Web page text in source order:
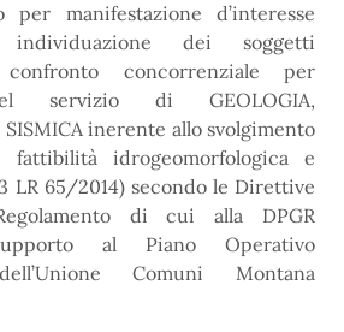
per manifestazione d’interesse
dei soggetti
concorrenziale per
servizio di GEOLOGIA,
SISMICA inerente allo svolgimento
idrogeomorfologica e
LR 65/2014) secondo le Direttive
di cui alla DPGR
al Piano Operativo
Comuni Montana